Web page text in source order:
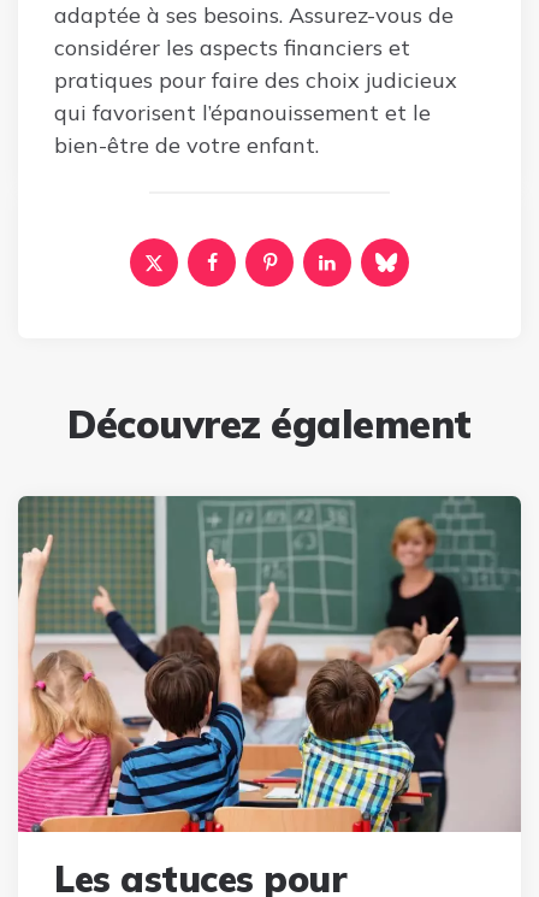
adaptée à ses besoins. Assurez-vous de
considérer les aspects financiers et
pratiques pour faire des choix judicieux
qui favorisent l’épanouissement et le
bien-être de votre enfant.
Découvrez également
Les astuces pour